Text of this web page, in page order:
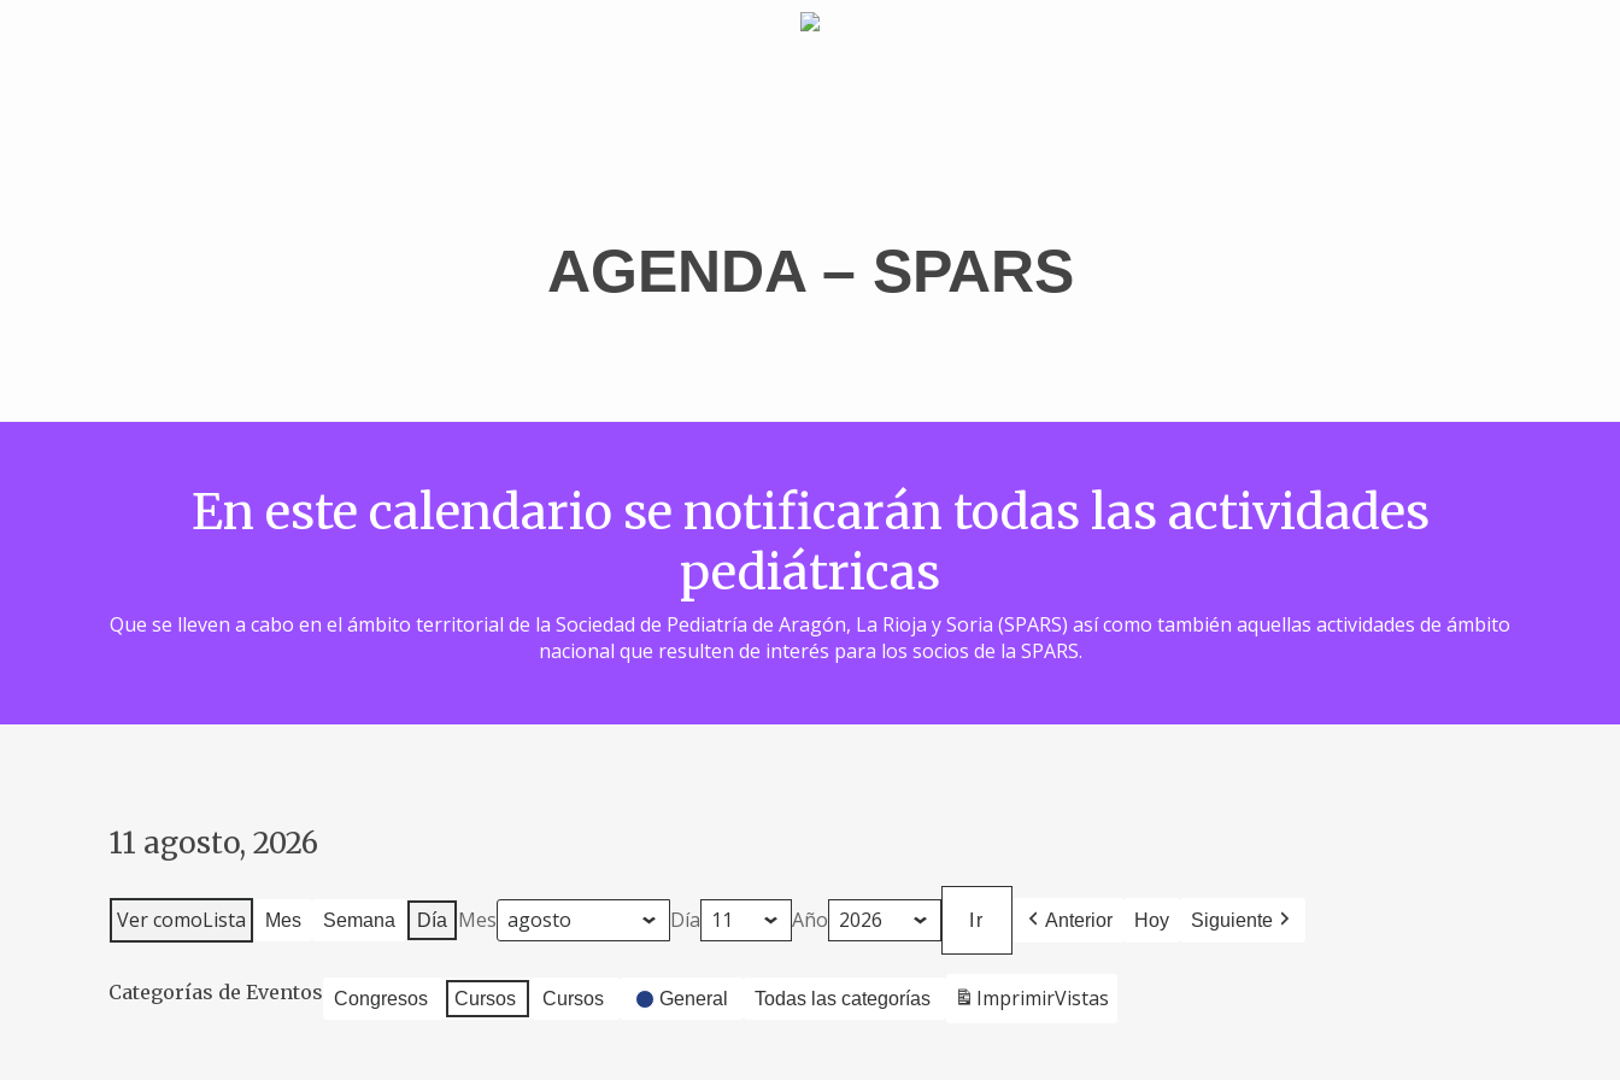
AGENDA – SPARS
En este calendario se notificarán todas las actividades
pediátricas
Que se lleven a cabo en el ámbito territorial de la Sociedad de Pediatría de Aragón, La Rioja y Soria (SPARS) así como también aquellas actividades de ámbito
nacional que resulten de interés para los socios de la SPARS.
11 agosto, 2026
Ver comoLista Mes Semana Día Mes Día Año Anterior Hoy Siguiente
Categorías de Eventos Congresos Cursos Cursos General Todas las categorías ImprimirVistas